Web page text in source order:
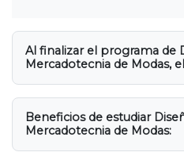
Al finalizar el programa de
Mercadotecnia de Modas,
Beneficios de estudiar
Mercadotecnia de Modas: